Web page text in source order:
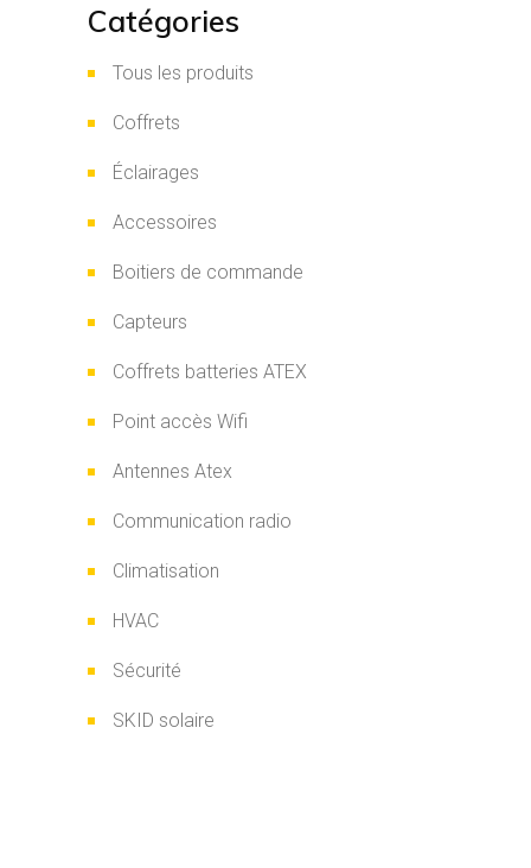
Catégories
Tous les produits
Coffrets
Éclairages
Accessoires
Boitiers de commande
Capteurs
Coffrets batteries ATEX
Point accès Wifi
Antennes Atex
Communication radio
Climatisation
HVAC
Sécurité
SKID solaire